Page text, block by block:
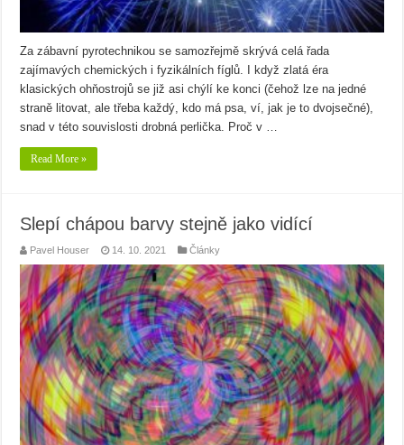
Za zábavní pyrotechnikou se samozřejmě skrývá celá řada
zajímavých chemických i fyzikálních fíglů. I když zlatá éra
klasických ohňostrojů se již asi chýlí ke konci (čehož lze na jedné
straně litovat, ale třeba každý, kdo má psa, ví, jak je to dvojsečné),
snad v této souvislosti drobná perlička. Proč v …
Read More »
Slepí chápou barvy stejně jako vidící
Pavel Houser 14. 10. 2021 Články